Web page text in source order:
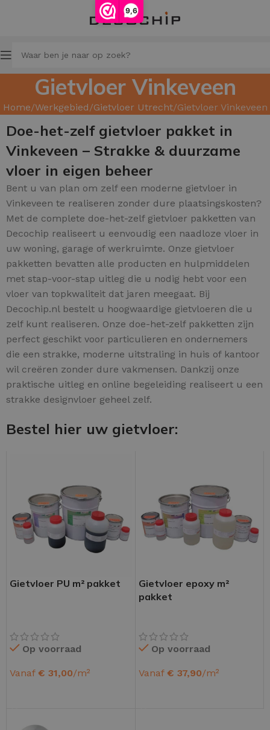
9,6
Gietvloer Vinkeveen
Home Werkgebied Gietvloer Utrecht Gietvloer Vinkeveen
Doe-het-zelf gietvloer pakket in
Vinkeveen – Strakke & duurzame
vloer in eigen beheer
Bent u van plan om zelf een moderne gietvloer in
Vinkeveen te realiseren zonder dure plaatsingskosten?
Met de complete doe-het-zelf gietvloer pakketten van
Decochip realiseert u eenvoudig een naadloze vloer in
uw woning, garage of werkruimte. Onze gietvloer
pakketten bevatten alle producten en hulpmiddelen
met stap-voor-stap uitleg die u nodig hebt voor een
vloer van topkwaliteit dat jaren meegaat. Bij
Decochip.nl bestelt u hoogwaardige gietvloeren die u
zelf kunt realiseren. Onze doe-het-zelf pakketten zijn
perfect geschikt voor particulieren en ondernemers
die een strakke, moderne uitstraling in huis of kantoor
wil creëren zonder dure vakmensen. Dankzij onze
praktische uitleg en online begeleiding realiseert u een
strakke designvloer geheel zelf.
Bestel hier uw gietvloer:
Gietvloer PU m² pakket
Op voorraad
Vanaf € 31,00/m²
Gietvloer epoxy m²
pakket
Op voorraad
Vanaf € 37,90/m²